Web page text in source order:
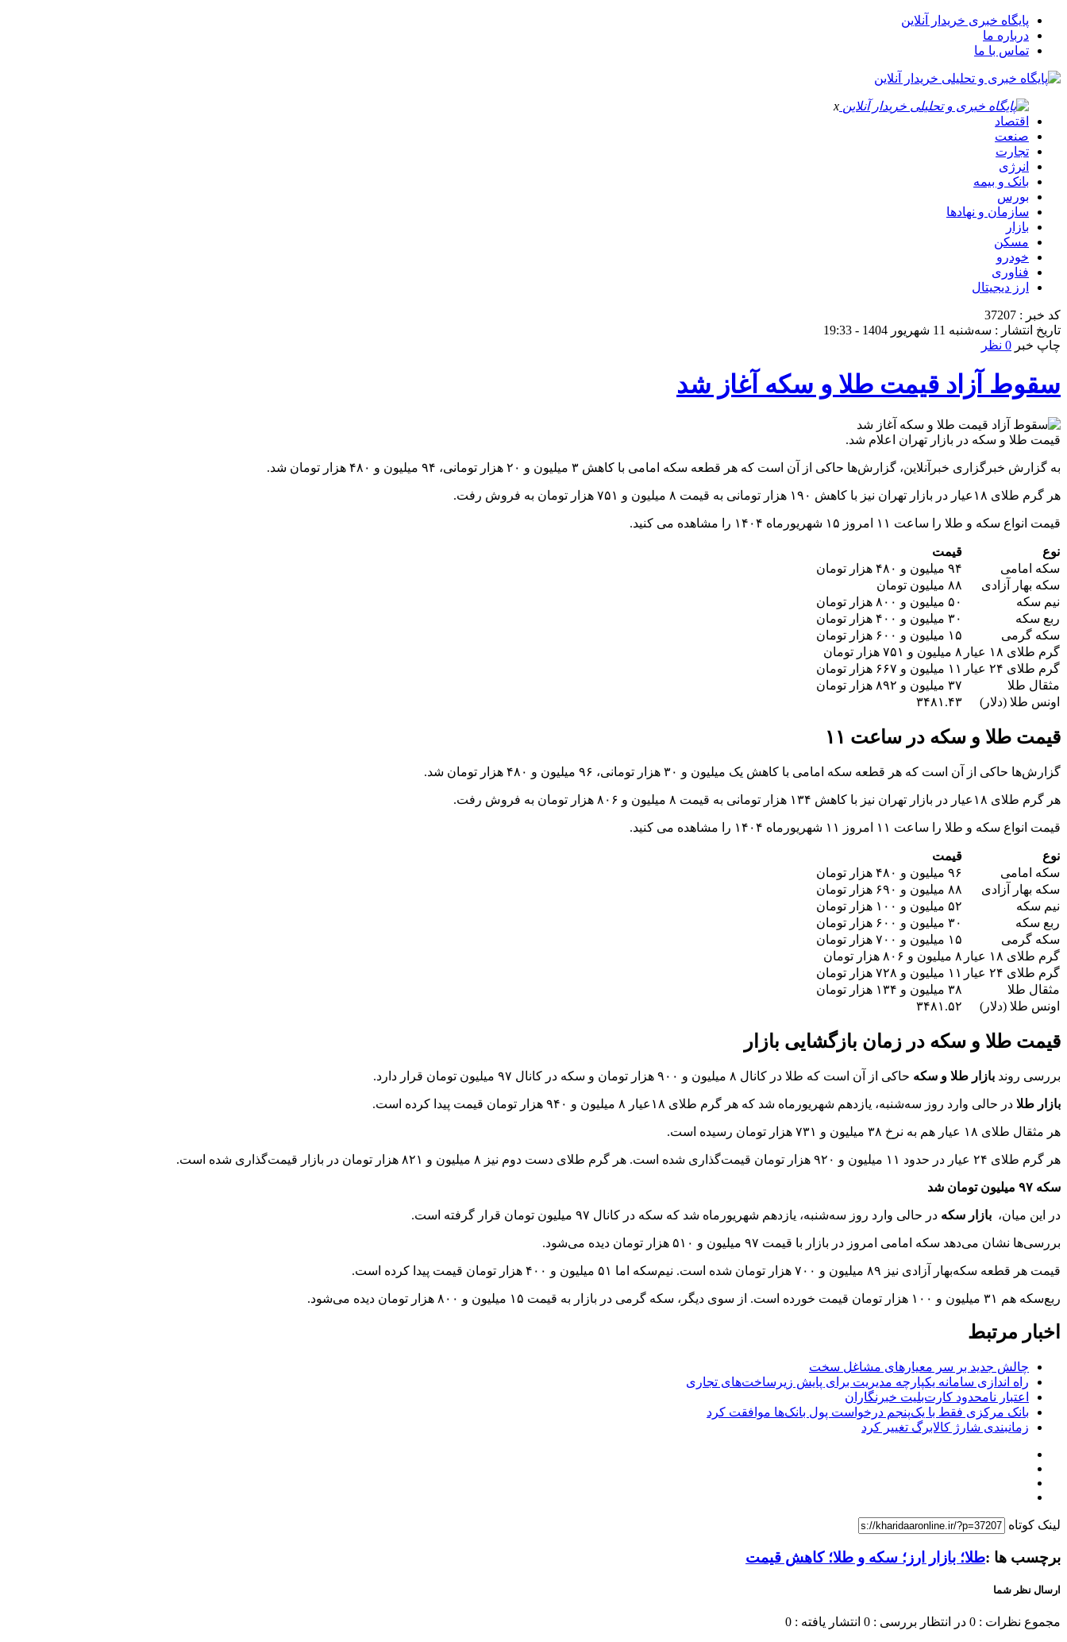
پایگاه خبری خریدار آنلاین
درباره ما
تماس با ما
x
اقتصاد
صنعت
تجارت
انرژی
بانک و بیمه
بورس
سازمان و نهادها
بازار
مسکن
خودرو
فناوری
ارز دیجیتال
کد خبر : 37207
تاریخ انتشار : سه‌شنبه 11 شهریور 1404 - 19:33
چاپ خبر 0 نظر
سقوط آزاد قیمت طلا و سکه آغاز شد
قیمت طلا و سکه در بازار تهران اعلام شد.
به گزارش خبرگزاری خبرآنلاین، گزارش‌ها حاکی از آن است که هر قطعه سکه امامی با کاهش ۳ میلیون و ۲۰ هزار تومانی، ۹۴ میلیون و ۴۸۰ هزار تومان شد.
هر گرم طلای ۱۸عیار در بازار تهران نیز با کاهش ۱۹۰ هزار تومانی به قیمت ۸ میلیون و ۷۵۱ هزار تومان به فروش رفت.
قیمت انواع سکه و طلا را ساعت ۱۱ امروز ۱۵ شهریورماه ۱۴۰۴ را مشاهده می کنید.
نوع
قیمت
سکه امامی
۹۴ میلیون و ۴۸۰ هزار تومان
سکه بهار آزادی
۸۸ میلیون تومان
نیم سکه
۵۰ میلیون و ۸۰۰ هزار تومان
ربع سکه
۳۰ میلیون و ۴۰۰ هزار تومان
سکه گرمی
۱۵ میلیون و ۶۰۰ هزار تومان
گرم طلای ۱۸ عیار
۸ میلیون و ۷۵۱ هزار تومان
گرم طلای ۲۴ عیار
۱۱ میلیون و ۶۶۷ هزار تومان
مثقال طلا
۳۷ میلیون و ۸۹۲ هزار تومان
اونس طلا (دلار)
۳۴۸۱.۴۳
قیمت طلا و سکه در ساعت ۱۱
گزارش‌ها حاکی از آن است که هر قطعه سکه امامی با کاهش یک میلیون و ۳۰ هزار تومانی، ۹۶ میلیون و ۴۸۰ هزار تومان شد.
هر گرم طلای ۱۸عیار در بازار تهران نیز با کاهش ۱۳۴ هزار تومانی به قیمت ۸ میلیون و ۸۰۶ هزار تومان به فروش رفت.
قیمت انواع سکه و طلا را ساعت ۱۱ امروز ۱۱ شهریورماه ۱۴۰۴ را مشاهده می کنید.
نوع
قیمت
سکه امامی
۹۶ میلیون و ۴۸۰ هزار تومان
سکه بهار آزادی
۸۸ میلیون و ۶۹۰ هزار تومان
نیم سکه
۵۲ میلیون و ۱۰۰ هزار تومان
ربع سکه
۳۰ میلیون و ۶۰۰ هزار تومان
سکه گرمی
۱۵ میلیون و ۷۰۰ هزار تومان
گرم طلای ۱۸ عیار
۸ میلیون و ۸۰۶ هزار تومان
گرم طلای ۲۴ عیار
۱۱ میلیون و ۷۲۸ هزار تومان
مثقال طلا
۳۸ میلیون و ۱۳۴ هزار تومان
اونس طلا (دلار)
۳۴۸۱.۵۲
قیمت طلا و سکه در زمان بازگشایی بازار
بررسی روند بازار طلا و سکه حاکی از آن است که طلا در کانال ۸ میلیون و ۹۰۰ هزار تومان و سکه در کانال ۹۷ میلیون تومان قرار دارد.
بازار طلا در حالی وارد روز سه‌شنبه، یازدهم شهریورماه شد که هر گرم طلای ۱۸عیار ۸ میلیون و ۹۴۰ هزار تومان قیمت پیدا کرده است.
هر مثقال طلای ۱۸ عیار هم به نرخ ۳۸ میلیون و ۷۳۱ هزار تومان رسیده است.
هر گرم طلای ۲۴ عیار در حدود ۱۱ میلیون و ۹۲۰ هزار تومان قیمت‌گذاری شده است. هر گرم طلای دست دوم نیز ۸ میلیون و ۸۲۱ هزار تومان در بازار قیمت‌گذاری شده است.
سکه ۹۷ میلیون تومان شد
در این میان، بازار سکه در حالی وارد روز سه‌شنبه، یازدهم شهریورماه شد که سکه در کانال ۹۷ میلیون تومان قرار گرفته است.
بررسی‌ها نشان می‌دهد سکه امامی امروز در بازار با قیمت ۹۷ میلیون و ۵۱۰ هزار تومان دیده می‌شود.
قیمت هر قطعه سکه‌بهار آزادی نیز ۸۹ میلیون و ۷۰۰ هزار تومان شده است. نیم‌سکه اما ۵۱ میلیون و ۴۰۰ هزار تومان قیمت پیدا کرده است.
ربع‌سکه هم ۳۱ میلیون و ۱۰۰ هزار تومان قیمت خورده است. از سوی دیگر، سکه گرمی در بازار به قیمت ۱۵ میلیون و ۸۰۰ هزار تومان دیده می‌شود.
اخبار مرتبط
چالش جدید بر سر معیارهای مشاغل سخت
راه اندازی سامانه یکپارچه مدیریت برای پایش زیرساخت‌های تجاری
اعتبار نامحدود کارت‌بلیت خبرنگاران
بانک مرکزی فقط با یک‌‎پنجم درخواست پول بانک‌ها موافقت کرد
زمانبندی شارژ کالابرگ تغییر کرد
لینک کوتاه
برچسب ها :طلا؛ بازار ارز؛ سکه و طلا؛ کاهش قیمت
ارسال نظر شما
مجموع نظرات : 0 در انتظار بررسی : 0 انتشار یافته : 0